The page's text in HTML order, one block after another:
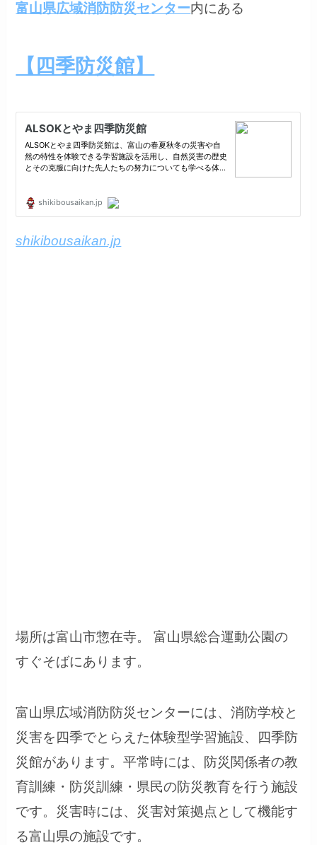
富山県広域消防防災センター内にある
【四季防災館】
shikibousaikan.jp
場所は富山市惣在寺。 富山県総合運動公園の
すぐそばにあります。
富山県広域消防防災センターには、消防学校と
災害を四季でとらえた体験型学習施設、四季防
災館があります。平常時には、防災関係者の教
育訓練・防災訓練・県民の防災教育を行う施設
です。災害時には、災害対策拠点として機能す
る富山県の施設です。